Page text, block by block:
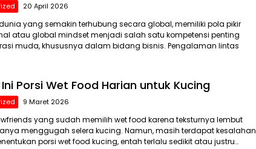
20 April 2026
yang semakin terhubung secara global, memiliki pola pikir
atau global mindset menjadi salah satu kompetensi penting
muda, khususnya dalam bidang bisnis. Pengalaman lintas
Porsi Wet Food Harian untuk Kucing
9 Maret 2026
yang sudah memilih wet food karena teksturnya lembut
menggugah selera kucing. Namun, masih terdapat kesalahan
porsi wet food kucing, entah terlalu sedikit atau justru…